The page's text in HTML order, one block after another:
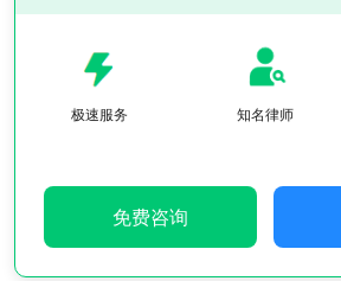
极速服务 知名律师
免费咨询